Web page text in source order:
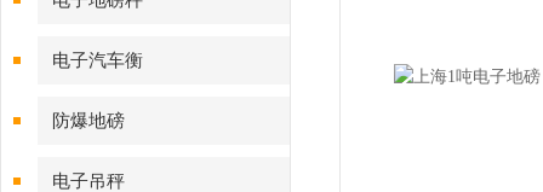
电子汽车衡
防爆地磅
电子吊秤